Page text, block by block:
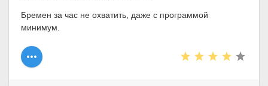
Бремен за час не охватить, даже с программой
минимум.